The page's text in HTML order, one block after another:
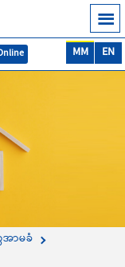
EN
MM
ာမခံ